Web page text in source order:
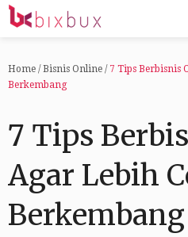
Home / Bisnis Online / 7 Tips Berbisnis
Berkembang
7 Tips
Agar Lebih
Berkembang